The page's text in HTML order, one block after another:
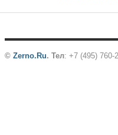
© Zerno.Ru. Тел: +7 (495) 760-